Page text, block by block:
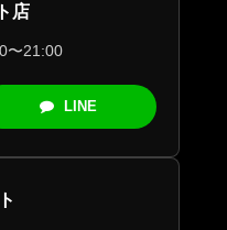
店
〜21:00
LINE